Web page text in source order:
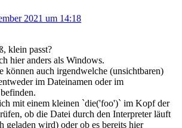
2021 um 14:18
klein passt?
hier anders als Windows.
können auch irgendwelche (unsichtbaren)
im Dateinamen oder im
mit einem kleinen `die('foo')` im Kopf der
ob die Datei durch den Interpreter läuft
geladen wird) oder ob es bereits hier